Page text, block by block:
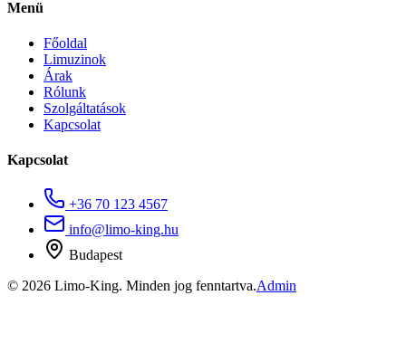
Menü
Főoldal
Limuzinok
Árak
Rólunk
Szolgáltatások
Kapcsolat
Kapcsolat
+36 70 123 4567
info@limo-king.hu
Budapest
© 2026 Limo-King. Minden jog fenntartva.Admin